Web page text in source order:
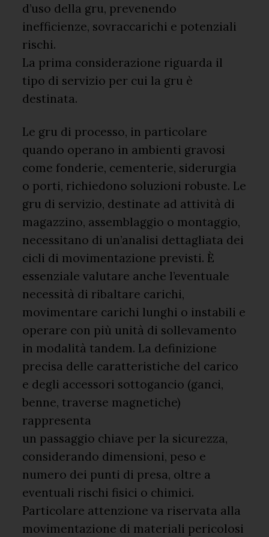
d’uso della gru, prevenendo
inefficienze, sovraccarichi e potenziali
rischi.
La prima considerazione riguarda il
tipo di servizio per cui la gru è
destinata.
Le gru di processo, in particolare
quando operano in ambienti gravosi
come fonderie, cementerie, siderurgia
o porti, richiedono soluzioni robuste. Le
gru di servizio, destinate ad attività di
magazzino, assemblaggio o montaggio,
necessitano di un’analisi dettagliata dei
cicli di movimentazione previsti. È
essenziale valutare anche l’eventuale
necessità di ribaltare carichi,
movimentare carichi lunghi o instabili e
operare con più unità di sollevamento
in modalità tandem. La definizione
precisa delle caratteristiche del carico
e degli accessori sottogancio (ganci,
benne, traverse magnetiche)
rappresenta
un passaggio chiave per la sicurezza,
considerando dimensioni, peso e
numero dei punti di presa, oltre a
eventuali rischi fisici o chimici.
Particolare attenzione va riservata alla
movimentazione di materiali pericolosi